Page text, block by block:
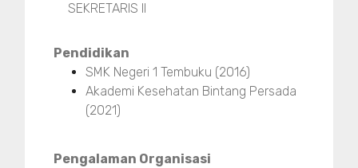
SEKRETARIS II
Pendidikan
SMK Negeri 1 Tembuku (2016)
Akademi Kesehatan Bintang Persada
(2021)
Pengalaman Organisasi